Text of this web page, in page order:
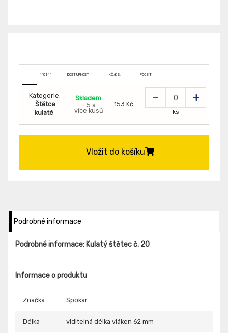
410141 DOSTUPNOST KČ/KS: POČET
Kategorie:
Štětce
kulaté
Skladem
- 5 a
více kusů
153 Kč - +
ks
Vložit do košíku
Podrobné informace
Podrobné informace: Kulatý štětec č. 20
Informace o produktu
Značka Spokar
Délka viditelná délka vláken 62 mm